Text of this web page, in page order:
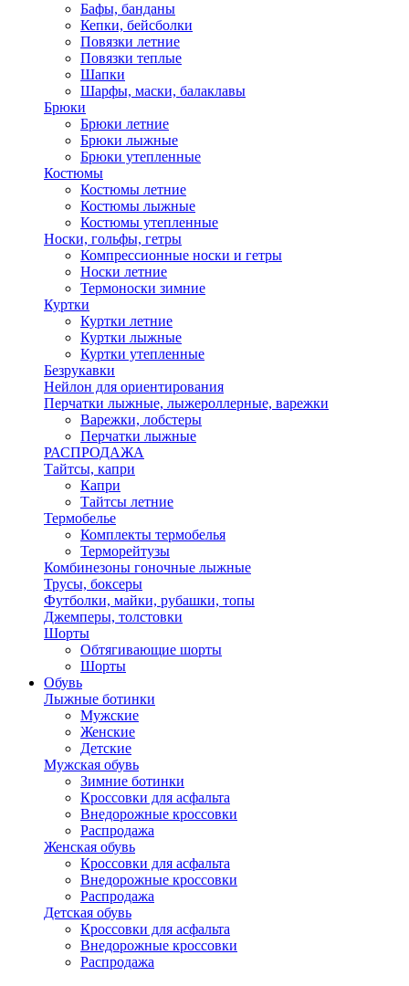
Бафы, банданы
Кепки, бейсболки
Повязки летние
Повязки теплые
Шапки
Шарфы, маски, балаклавы
Брюки
Брюки летние
Брюки лыжные
Брюки утепленные
Костюмы
Костюмы летние
Костюмы лыжные
Костюмы утепленные
Носки, гольфы, гетры
Компрессионные носки и гетры
Носки летние
Термоноски зимние
Куртки
Куртки летние
Куртки лыжные
Куртки утепленные
Безрукавки
Нейлон для ориентирования
Перчатки лыжные, лыжероллерные, варежки
Варежки, лобстеры
Перчатки лыжные
РАСПРОДАЖА
Тайтсы, капри
Капри
Тайтсы летние
Термобелье
Комплекты термобелья
Терморейтузы
Комбинезоны гоночные лыжные
Трусы, боксеры
Футболки, майки, рубашки, топы
Джемперы, толстовки
Шорты
Обтягивающие шорты
Шорты
Обувь
Лыжные ботинки
Мужские
Женские
Детские
Мужская обувь
Зимние ботинки
Кроссовки для асфальта
Внедорожные кроссовки
Распродажа
Женская обувь
Кроссовки для асфальта
Внедорожные кроссовки
Распродажа
Детская обувь
Кроссовки для асфальта
Внедорожные кроссовки
Распродажа